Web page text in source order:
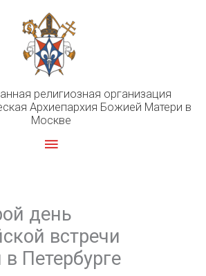
религиозная организация
Архиепархия Божией Матери в
Москве
Главное
день
встречи
Петербурге